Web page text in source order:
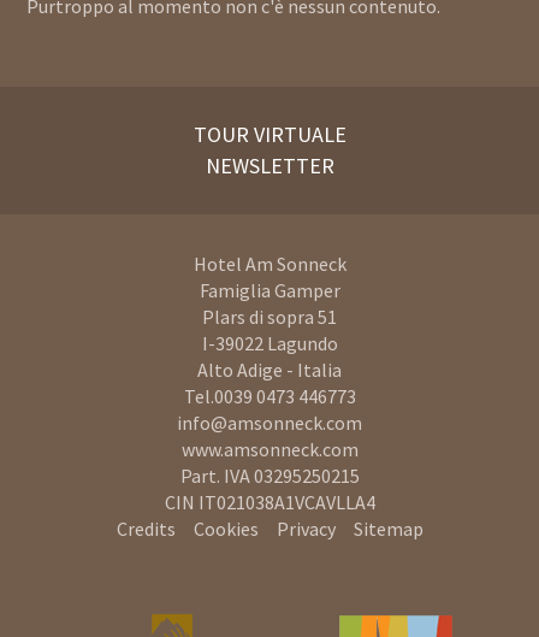
Purtroppo al momento non c'è nessun contenuto.
TOUR VIRTUALE
NEWSLETTER
Hotel Am Sonneck
Famiglia Gamper
Plars di sopra 51
I-39022 Lagundo
Alto Adige - Italia
Tel.0039 0473 446773
info@amsonneck.com
www.amsonneck.com
Part. IVA 03295250215
CIN IT021038A1VCAVLLA4
Credits
Cookies Privacy Sitemap